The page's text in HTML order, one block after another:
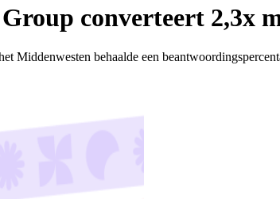
converteert 2,3x
Middenwesten behaalde een